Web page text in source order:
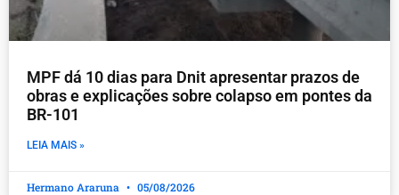
MPF dá 10 dias para Dnit apresentar prazos de
obras e explicações sobre colapso em pontes da
BR-101
LEIA MAIS »
Hermano Araruna 05/08/2026